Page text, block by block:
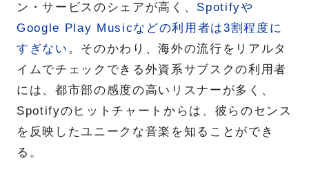
ン・サービスのシェアが高く、 Spotifyや
Google Play Musicなどの利用者は3割程度に
すぎない 。そのかわり、海外の流行をリアルタ
イムでチェックできる外資系サブスクの利用者
には、都市部の感度の高いリスナーが多く、
Spotifyのヒットチャートからは、彼らのセンス
を反映したユニークな音楽を知ることができ
る。